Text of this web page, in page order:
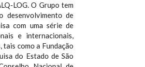
LOG. O Grupo tem
desenvolvimento de
com uma série de
e internacionais,
tais como a Fundação
do Estado de São